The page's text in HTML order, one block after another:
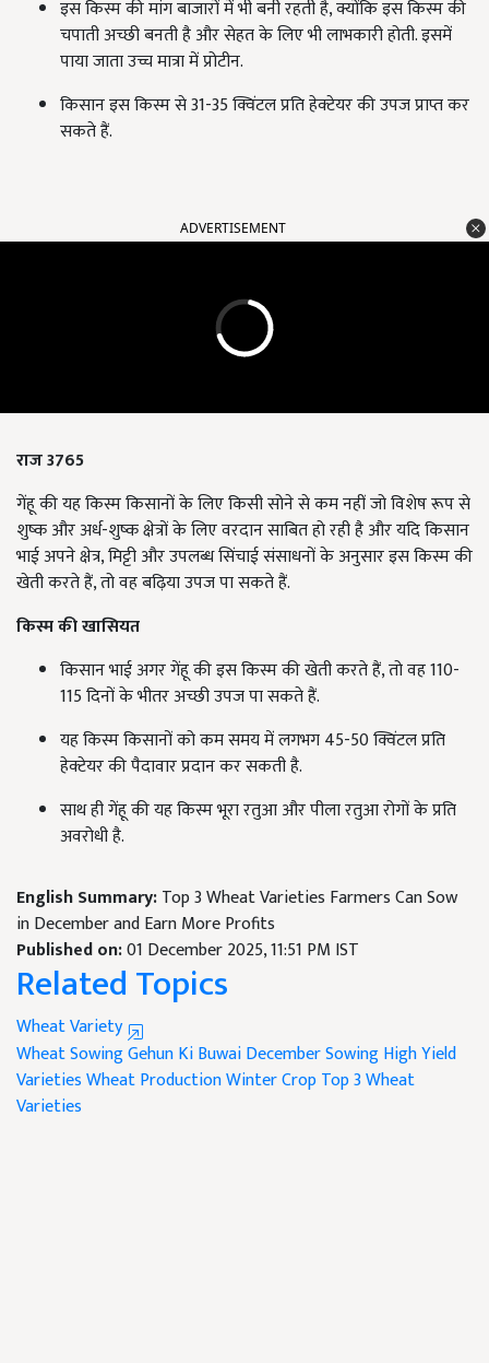
इस किस्म की मांग बाजारों में भी बनी रहती है, क्योंकि इस किस्म की
चपाती अच्छी बनती है और सेहत के लिए भी लाभकारी होती. इसमें
पाया जाता उच्च मात्रा में प्रोटीन.
किसान इस किस्म से 31-35 क्विंटल प्रति हेक्टेयर की उपज प्राप्त कर
सकते हैं.
ADVERTISEMENT
राज 3765
गेंहू की यह किस्म किसानों के लिए किसी सोने से कम नहीं जो विशेष रूप से
शुष्क और अर्ध-शुष्क क्षेत्रों के लिए वरदान साबित हो रही है और यदि किसान
भाई अपने क्षेत्र, मिट्टी और उपलब्ध सिंचाई संसाधनों के अनुसार इस किस्म की
खेती करते हैं, तो वह बढ़िया उपज पा सकते हैं.
किस्म की खासियत
किसान भाई अगर गेंहू की इस किस्म की खेती करते हैं, तो वह 110-
115 दिनों के भीतर अच्छी उपज पा सकते हैं.
यह किस्म किसानों को कम समय में लगभग 45-50 क्विंटल प्रति
हेक्टेयर की पैदावार प्रदान कर सकती है.
साथ ही गेंहू की यह किस्म भूरा रतुआ और पीला रतुआ रोगों के प्रति
अवरोधी है.
English Summary:Top 3 Wheat Varieties Farmers Can Sow
in December and Earn More Profits
Published on:01 December 2025, 11:51 PM IST
Related Topics
Wheat Variety
Wheat SowingGehun Ki BuwaiDecember SowingHigh Yield
VarietiesWheat ProductionWinter CropTop 3 Wheat
Varieties